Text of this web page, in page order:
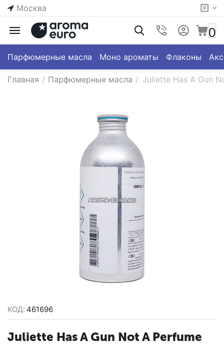
Москва
0
Парфюмерные масла Моно ароматы Флаконы
Главная / Парфюмерные масла / Juliette Has A Gun
КОД: 461696
Juliette Has A Gun Not A Perfume